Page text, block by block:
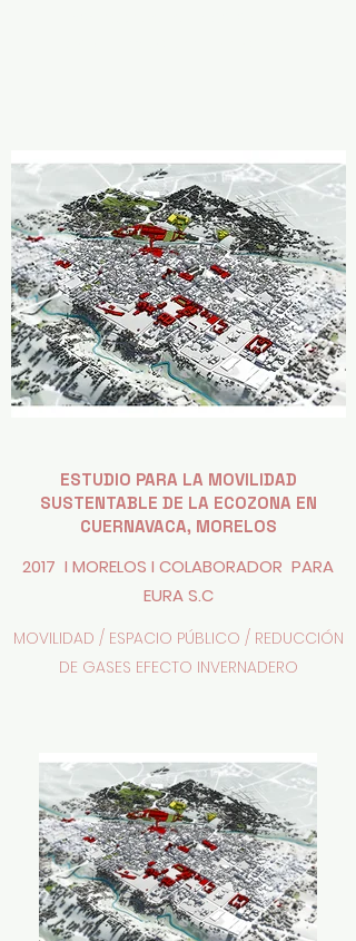
ESTUDIO PARA LA MOVILIDAD
SUSTENTABLE DE LA ECOZONA EN
CUERNAVACA, MORELOS
2017 I MORELOS I COLABORADOR PARA
EURA S.C
MOVILIDAD / ESPACIO PÚBLICO / REDUCCIÓN
DE GASES EFECTO INVERNADERO